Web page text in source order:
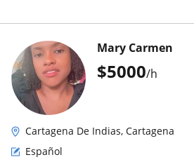
$5000/h
Mary Carmen
Cartagena De Indias, Cartagena
Español